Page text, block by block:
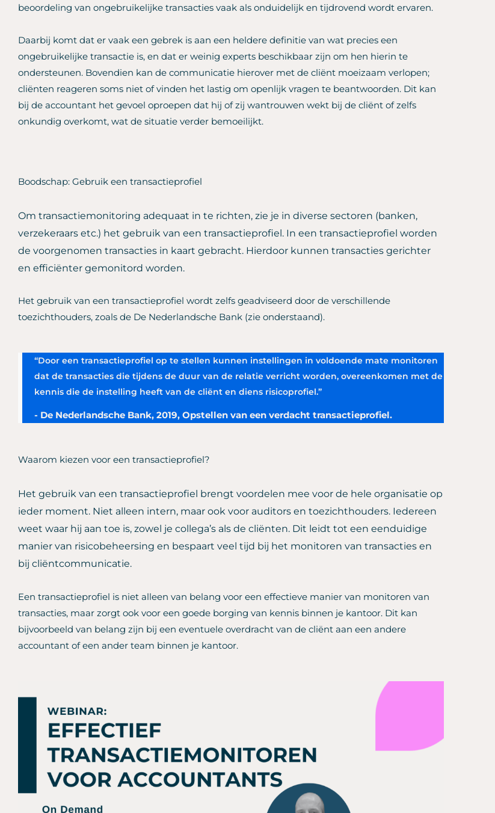
beoordeling van ongebruikelijke transacties vaak als onduidelijk en tijdrovend wordt ervaren.
Daarbij komt dat er vaak een gebrek is aan een heldere definitie van wat precies een
ongebruikelijke transactie is, en dat er weinig experts beschikbaar zijn om hen hierin te
ondersteunen. Bovendien kan de communicatie hierover met de cliënt moeizaam verlopen;
cliënten reageren soms niet of vinden het lastig om openlijk vragen te beantwoorden. Dit kan
bij de accountant het gevoel oproepen dat hij of zij wantrouwen wekt bij de cliënt of zelfs
onkundig overkomt, wat de situatie verder bemoeilijkt.
Boodschap: Gebruik een transactieprofiel
Om transactiemonitoring adequaat in te richten, zie je in diverse sectoren (banken,
verzekeraars etc.) het gebruik van een transactieprofiel. In een transactieprofiel worden
de voorgenomen transacties in kaart gebracht. Hierdoor kunnen transacties gerichter
en efficiënter gemonitord worden.
Het gebruik van een transactieprofiel wordt zelfs geadviseerd door de verschillende
toezichthouders, zoals de De Nederlandsche Bank (zie onderstaand).
“Door een transactieprofiel op te stellen kunnen instellingen in voldoende mate monitoren
dat de transacties die tijdens de duur van de relatie verricht worden, overeenkomen met de
kennis die de instelling heeft van de cliënt en diens risicoprofiel.”
- De Nederlandsche Bank, 2019, Opstellen van een verdacht transactieprofiel.
Waarom kiezen voor een transactieprofiel?
Het gebruik van een transactieprofiel brengt voordelen mee voor de hele organisatie op
ieder moment. Niet alleen intern, maar ook voor auditors en toezichthouders. Iedereen
weet waar hij aan toe is, zowel je collega’s als de cliënten. Dit leidt tot een eenduidige
manier van risicobeheersing en bespaart veel tijd bij het monitoren van transacties en
bij cliëntcommunicatie.
Een transactieprofiel is niet alleen van belang voor een effectieve manier van monitoren van
transacties, maar zorgt ook voor een goede borging van kennis binnen je kantoor. Dit kan
bijvoorbeeld van belang zijn bij een eventuele overdracht van de cliënt aan een andere
accountant of een ander team binnen je kantoor.